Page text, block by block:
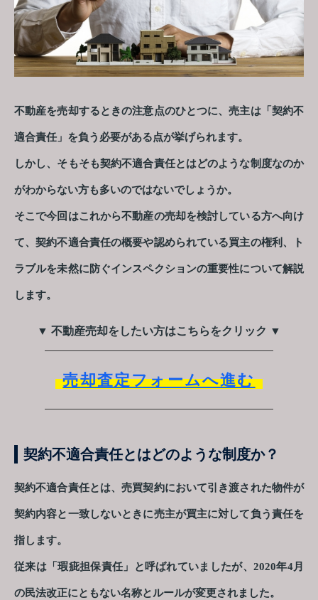
不動産を売却するときの注意点のひとつに、売主は「契約不
適合責任」を負う必要がある点が挙げられます。
しかし、そもそも契約不適合責任とはどのような制度なのか
がわからない方も多いのではないでしょうか。
そこで今回はこれから不動産の売却を検討している方へ向け
て、契約不適合責任の概要や認められている買主の権利、ト
ラブルを未然に防ぐインスペクションの重要性について解説
します。
▼ 不動産売却をしたい方はこちらをクリック ▼
売却査定フォームへ進む
契約不適合責任とはどのような制度か？
契約不適合責任とは、売買契約において引き渡された物件が
契約内容と一致しないときに売主が買主に対して負う責任を
指します。
従来は「瑕疵担保責任」と呼ばれていましたが、2020年4月
の民法改正にともない名称とルールが変更されました。